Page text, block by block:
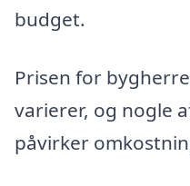
budget.
Prisen for
varierer, og nogle
påvirker